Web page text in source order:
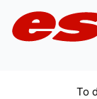
To